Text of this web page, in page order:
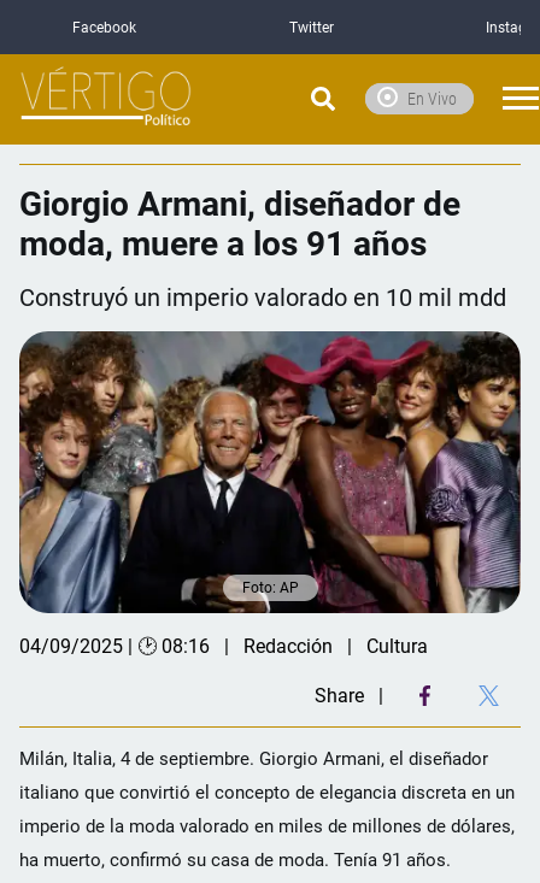
Facebook Twitter
En Vivo
Giorgio Armani, diseñador de
moda, muere a los 91 años
Construyó un imperio valorado en 10 mil mdd
Foto: AP
04/09/2025 | 🕑 08:16 Redacción Cultura
Share
Milán, Italia, 4 de septiembre. Giorgio Armani, el diseñador
italiano que convirtió el concepto de elegancia discreta en un
imperio de la moda valorado en miles de millones de dólares,
ha muerto, confirmó su casa de moda. Tenía 91 años.